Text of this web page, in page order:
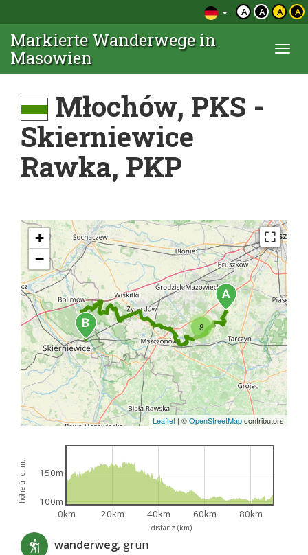
A A A A
Markierte Wanderwege in
Masowien
Młochów, PKS -
Skierniewice
Rawka, PKP
8
+
−
Leaflet | ©OpenStreetMapcontributors
distanz (km)
höhe ü. d. m.
0km 20km 40km 60km 80km
100m
150m
wanderweg, grün